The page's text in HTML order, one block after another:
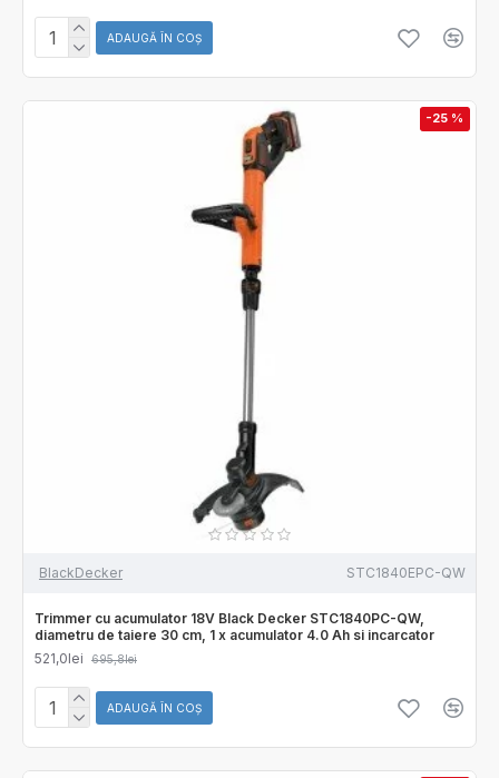
ADAUGĂ ÎN COŞ
-25 %
BlackDecker STC1840EPC-QW
Trimmer cu acumulator 18V Black Decker STC1840PC-QW,
diametru de taiere 30 cm, 1 x acumulator 4.0 Ah si incarcator
521,0lei
695,8lei
ADAUGĂ ÎN COŞ